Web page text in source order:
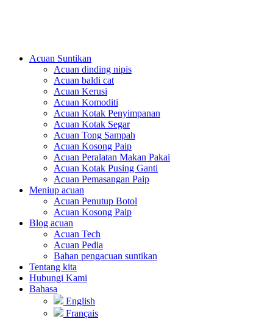
Acuan Suntikan
Acuan dinding nipis
Acuan baldi cat
Acuan Kerusi
Acuan Komoditi
Acuan Kotak Penyimpanan
Acuan Kotak Segar
Acuan Tong Sampah
Acuan Kosong Paip
Acuan Peralatan Makan Pakai
Acuan Kotak Pusing Ganti
Acuan Pemasangan Paip
Meniup acuan
Acuan Penutup Botol
Acuan Kosong Paip
Blog acuan
Acuan Tech
Acuan Pedia
Bahan pengacuan suntikan
Tentang kita
Hubungi Kami
Bahasa
English
Français